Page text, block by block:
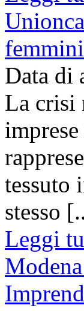
Data di
La crisi
tessuto
stesso
Leggi